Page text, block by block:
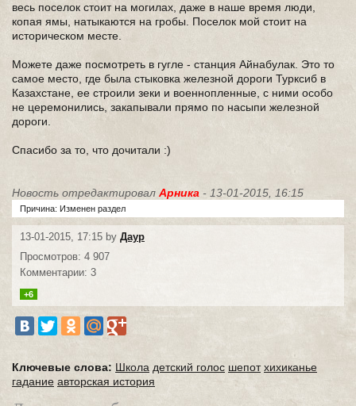
весь поселок стоит на могилах, даже в наше время люди,
копая ямы, натыкаются на гробы. Поселок мой стоит на
историческом месте.
Можете даже посмотреть в гугле - станция Айнабулак. Это то
самое место, где была стыковка железной дороги Турксиб в
Казахстане, ее строили зеки и военнопленные, с ними особо
не церемонились, закапывали прямо по насыпи железной
дороги.
Спасибо за то, что дочитали :)
Новость отредактировал Арника - 13-01-2015, 16:15
Причина: Изменен раздел
13-01-2015, 17:15 by Даур
Просмотров: 4 907
Комментарии: 3
+6
Ключевые слова: Школа детский голос шепот хихиканье
гадание авторская история